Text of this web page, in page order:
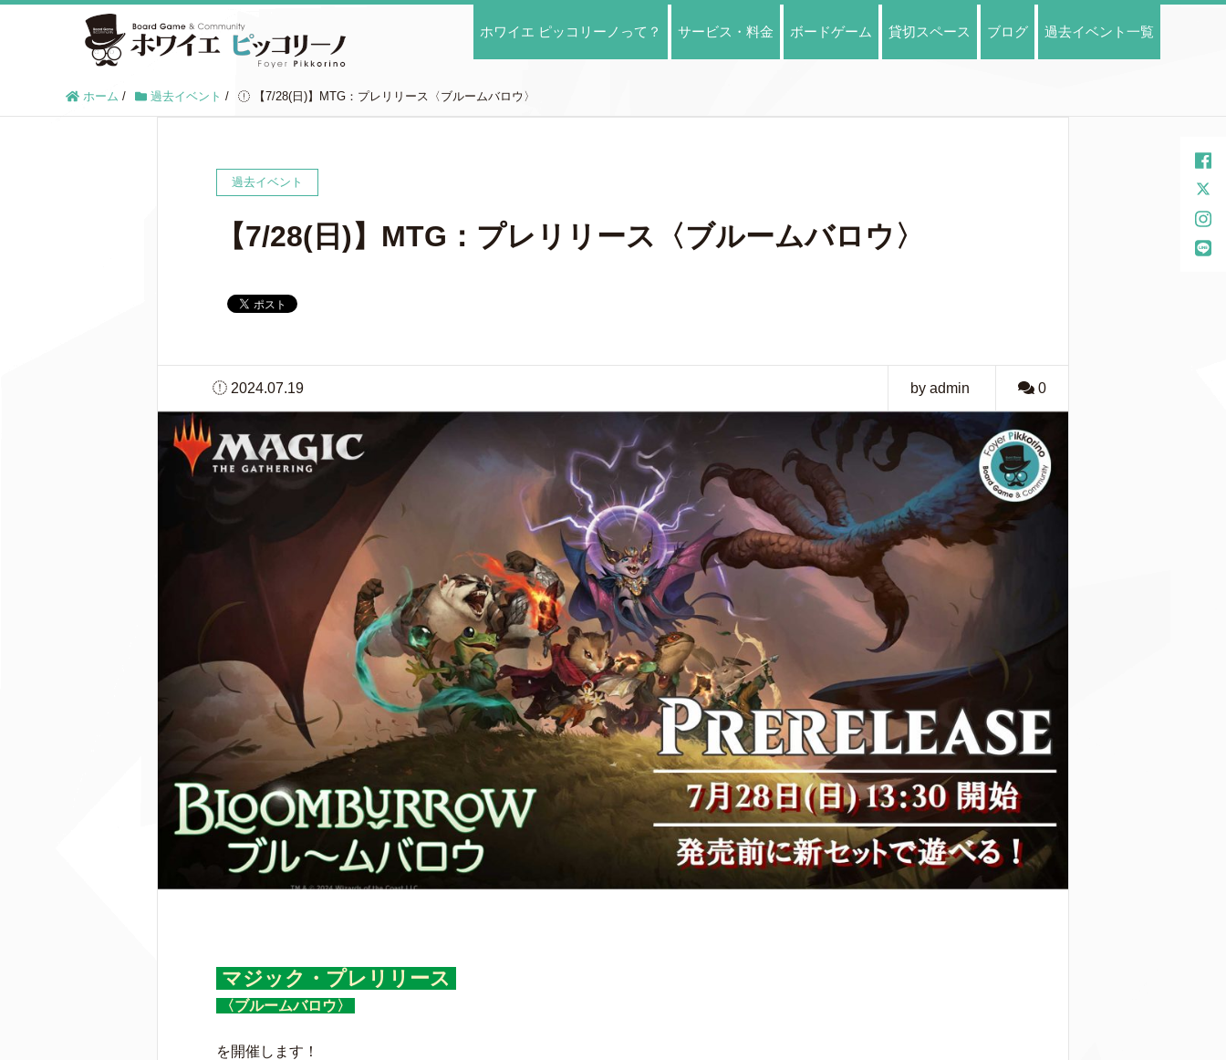
ホワイエ ピッコリーノって？ サービス・料金 ボードゲーム 貸切スペース ブログ 過去イベント一覧
ホーム / 過去イベント / 【7/28(日)】MTG：プレリリース〈ブルームバロウ〉
過去イベント
【7/28(日)】MTG：プレリリース〈ブルームバロウ〉
2024.07.19 by admin 0
マジック・プレリリース
〈ブルームバロウ〉
を開催します！